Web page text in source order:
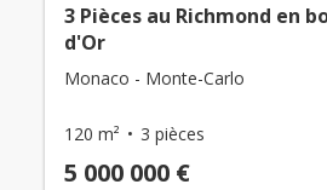
3 Pièces au Richmond en
d'Or
Monaco - Monte-Carlo
120 m² 3 pièces
5 000 000 €